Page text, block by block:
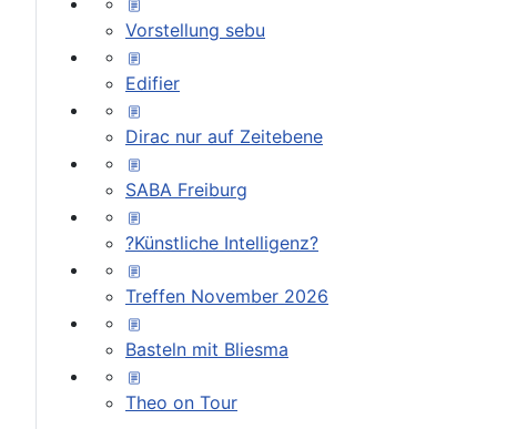
Vorstellung sebu
Edifier
Dirac nur auf Zeitebene
SABA Freiburg
?Künstliche Intelligenz?
Treffen November 2026
Basteln mit Bliesma
Theo on Tour